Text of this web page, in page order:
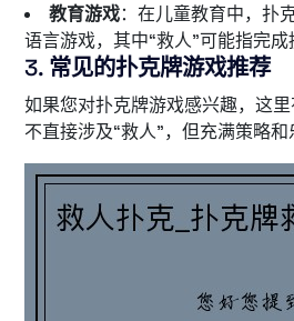
教育游戏：在儿童教育中，扑
语言游戏，其中“救人”可能指完成
3. 常见的扑克牌游戏推荐
如果您对扑克牌游戏感兴趣，这
不直接涉及“救人”，但充满策略和